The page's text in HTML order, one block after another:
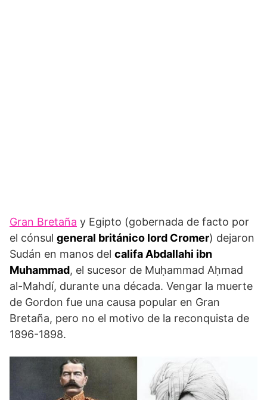
Gran Bretaña y Egipto (gobernada de facto por
el cónsul general británico lord Cromer) dejaron
Sudán en manos del califa Abdallahi ibn
Muhammad, el sucesor de Muḥammad Aḥmad
al-Mahdí, durante una década. Vengar la muerte
de Gordon fue una causa popular en Gran
Bretaña, pero no el motivo de la reconquista de
1896-1898.